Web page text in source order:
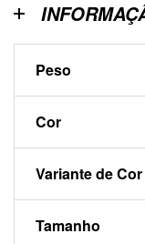
Peso
Cor
Variante de Cor
Tamanho